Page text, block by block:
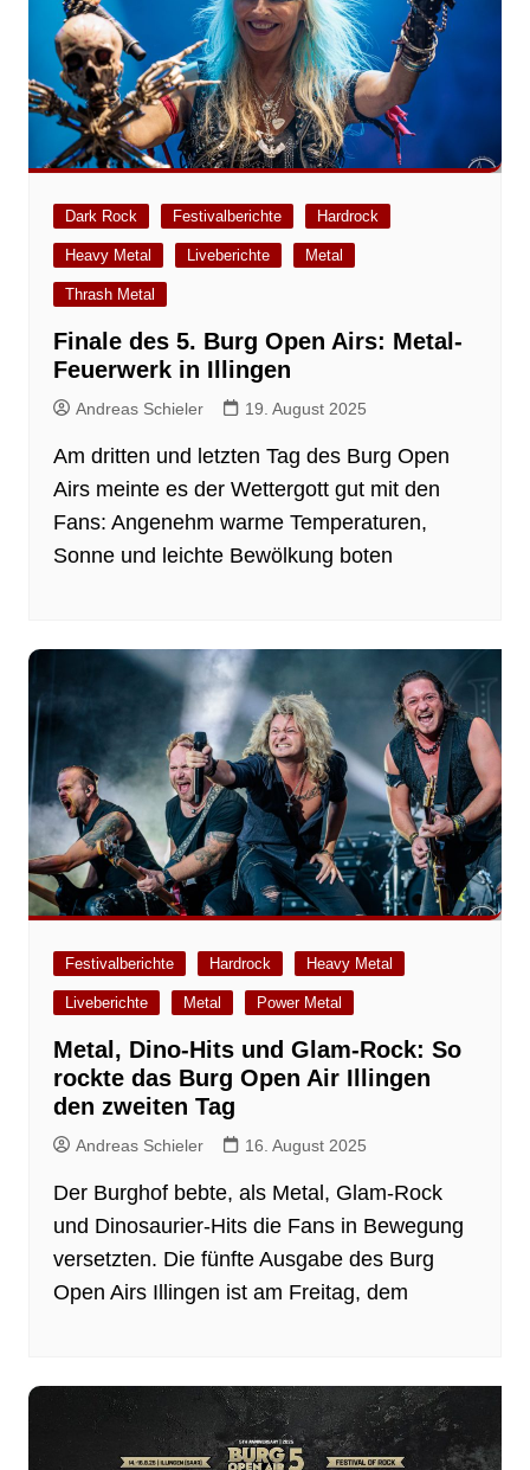
Dark Rock Festivalberichte Hardrock
Heavy Metal Liveberichte Metal
Thrash Metal
Finale des 5. Burg Open Airs: Metal-
Feuerwerk in Illingen
Andreas Schieler 19. August 2025
Am dritten und letzten Tag des Burg Open
Airs meinte es der Wettergott gut mit den
Fans: Angenehm warme Temperaturen,
Sonne und leichte Bewölkung boten
Festivalberichte Hardrock Heavy Metal
Liveberichte Metal Power Metal
Metal, Dino-Hits und Glam-Rock: So
rockte das Burg Open Air Illingen
den zweiten Tag
Andreas Schieler 16. August 2025
Der Burghof bebte, als Metal, Glam-Rock
und Dinosaurier-Hits die Fans in Bewegung
versetzten. Die fünfte Ausgabe des Burg
Open Airs Illingen ist am Freitag, dem